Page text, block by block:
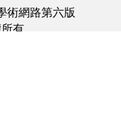
術網路第六版
有